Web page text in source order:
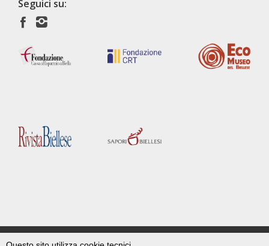
Seguici su: